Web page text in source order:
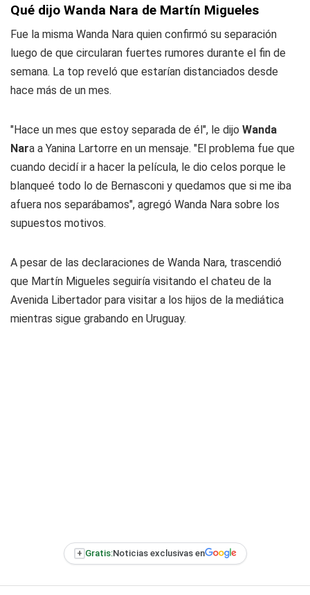
Qué dijo Wanda Nara de Martín Migueles
Fue la misma Wanda Nara quien confirmó su separación
luego de que circularan fuertes rumores durante el fin de
semana. La top reveló que estarían distanciados desde
hace más de un mes.
"Hace un mes que estoy separada de él", le dijo Wanda
Nara a Yanina Lartorre en un mensaje. "El problema fue que
cuando decidí ir a hacer la película, le dio celos porque le
blanqueé todo lo de Bernasconi y quedamos que si me iba
afuera nos separábamos", agregó Wanda Nara sobre los
supuestos motivos.
A pesar de las declaraciones de Wanda Nara, trascendió
que Martín Migueles seguiría visitando el chateu de la
Avenida Libertador para visitar a los hijos de la mediática
mientras sigue grabando en Uruguay.
+ Gratis:Noticias exclusivas en